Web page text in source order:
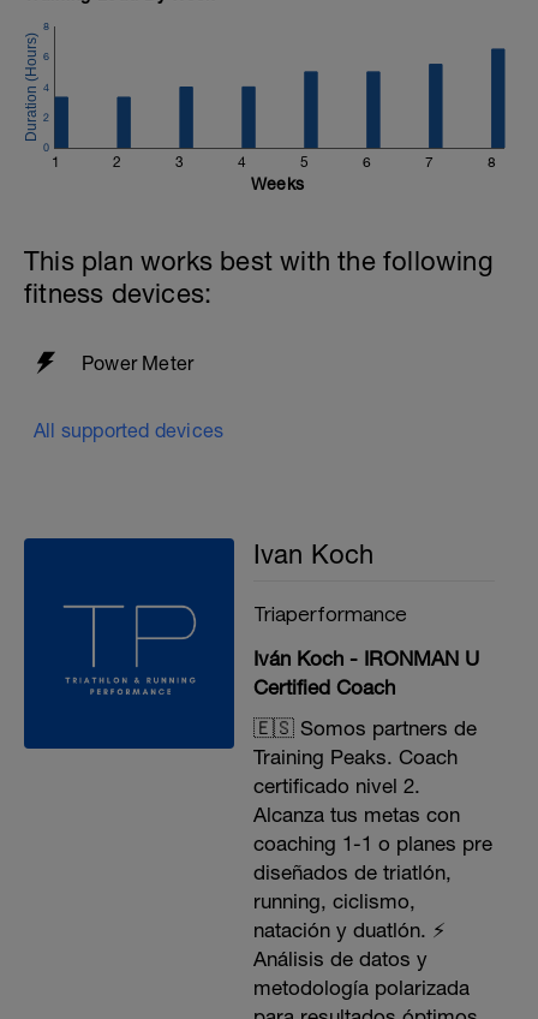
1 2 3 4 5 6 7 8
0
2
4
6
8
Weeks
This plan works best with the following
fitness devices:
Power Meter
All supported devices
Ivan Koch
Triaperformance
Iván Koch - IRONMAN U
Certified Coach
🇪🇸 Somos partners de
Training Peaks. Coach
certificado nivel 2.
Alcanza tus metas con
coaching 1-1 o planes pre
diseñados de triatlón,
running, ciclismo,
natación y duatlón. ⚡️
Análisis de datos y
metodología polarizada